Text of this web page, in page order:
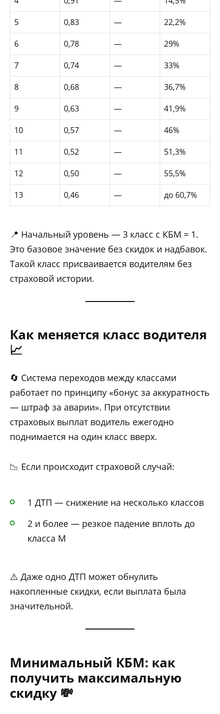
5
0,83 —
22,2%
6
0,78 —
29%
7
0,74 —
33%
8
0,68 —
36,7%
9
0,63 —
41,9%
10
0,57 —
46%
11
0,52 —
51,3%
12
0,50 —
55,5%
13
0,46 — до 60,7%
📍 Начальный уровень — 3 класс с КБМ = 1.
Это базовое значение без скидок и надбавок.
Такой класс присваивается водителям без
страховой истории.
Как меняется класс водителя
📈
🔄 Система переходов между классами
работает по принципу «бонус за аккуратность
— штраф за аварии». При отсутствии
страховых выплат водитель ежегодно
поднимается на один класс вверх.
📉 Если происходит страховой случай:
1 ДТП — снижение на несколько классов
2 и более — резкое падение вплоть до
класса М
⚠️ Даже одно ДТП может обнулить
накопленные скидки, если выплата была
значительной.
Минимальный КБМ: как
получить максимальную
скидку 💸